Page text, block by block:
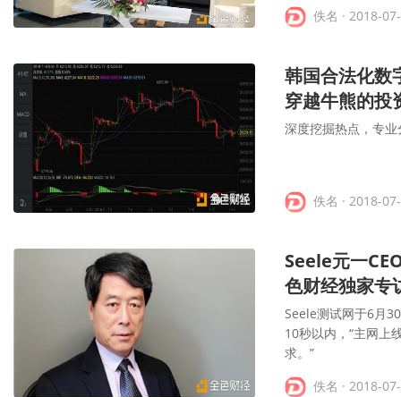
佚名 · 2018-
韩国合法化数
穿越牛熊的投
深度挖掘热点，专
佚名 · 2018-
Seele元一
色财经独家专
Seele测试网于6月
10秒以内，“主网上
求。”
佚名 · 2018-